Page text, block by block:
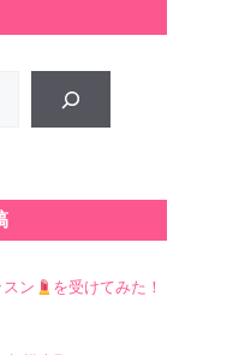
ン を受けてみた！